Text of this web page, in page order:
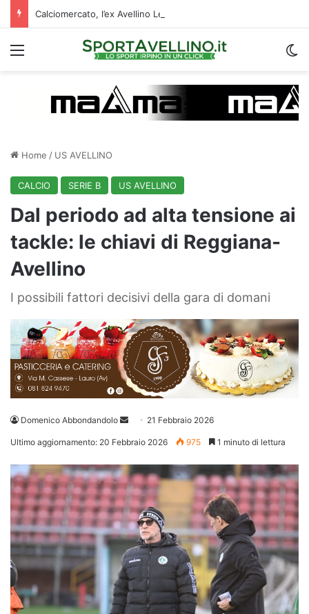
Menu
Home / US AVELLINO
CALCIO SERIE B US AVELLINO
Dal periodo ad alta tensione ai
tackle: le chiavi di Reggiana-
Avellino
I possibili fattori decisivi della gara di domani
Domenico Abbondandolo
Invia 21 Febbraio 2026
Ultimo aggiornamento: 20 Febbraio 2026 975 1 minuto di lettura